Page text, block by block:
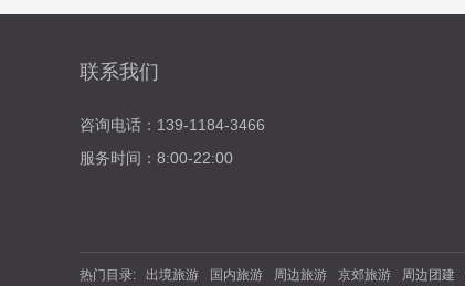
联系我们
咨询电话：139-1184-3466
服务时间：8:00-22:00
热门目录: 出境旅游 国内旅游 周边旅游 京郊旅游 周边团建